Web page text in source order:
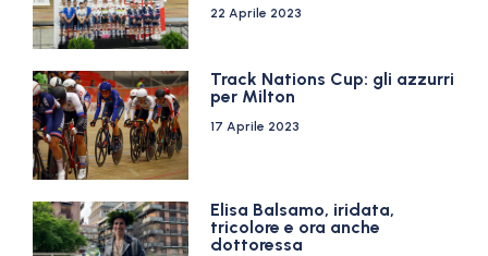
22 Aprile 2023
Track Nations Cup: gli azzurri
per Milton
17 Aprile 2023
Elisa Balsamo, iridata,
tricolore e ora anche
dottoressa